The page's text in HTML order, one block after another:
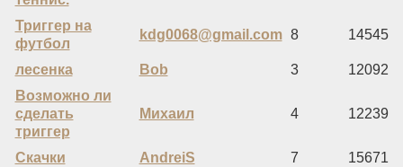
Триггер на
футбол
kdg0068@gmail.com 8 14545
лесенка Bob 3
12092
Возможно ли
сделать
триггер
Михаил 4 12239
Скачки AndreiS 7
15671